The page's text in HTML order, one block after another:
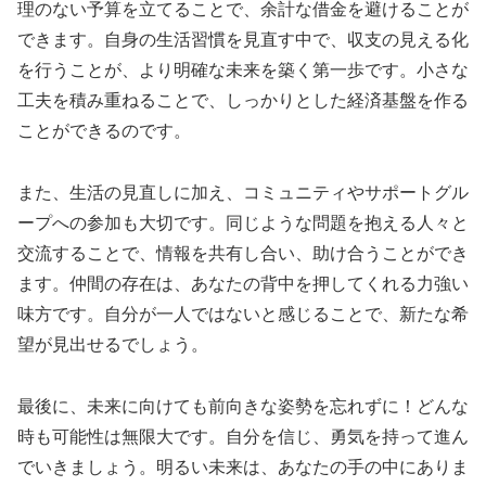
理のない予算を立てることで、余計な借金を避けることが
できます。自身の生活習慣を見直す中で、収支の見える化
を行うことが、より明確な未来を築く第一歩です。小さな
工夫を積み重ねることで、しっかりとした経済基盤を作る
ことができるのです。
また、生活の見直しに加え、コミュニティやサポートグル
ープへの参加も大切です。同じような問題を抱える人々と
交流することで、情報を共有し合い、助け合うことができ
ます。仲間の存在は、あなたの背中を押してくれる力強い
味方です。自分が一人ではないと感じることで、新たな希
望が見出せるでしょう。
最後に、未来に向けても前向きな姿勢を忘れずに！どんな
時も可能性は無限大です。自分を信じ、勇気を持って進ん
でいきましょう。明るい未来は、あなたの手の中にありま